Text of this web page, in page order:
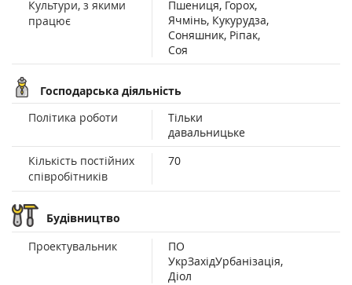
Культури, з якими
працює
Пшениця, Горох,
Ячмінь, Кукурудза,
Соняшник, Ріпак,
Соя
Господарська діяльність
Політика роботи
Тільки
давальницьке
Кількість постійних
співробітників
70
Будівництво
Проектувальник
ПО
УкрЗахідУрбанізація,
Діол